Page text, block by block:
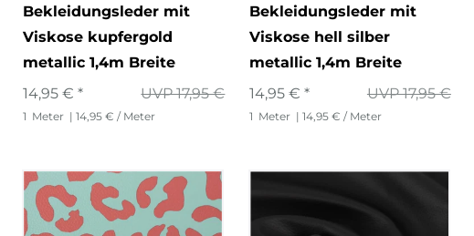
Bekleidungsleder mit
Viskose kupfergold
metallic 1,4m Breite
UVP 17,95 €
14,95 € *
1 Meter | 14,95 € / Meter
Bekleidungsleder mit
Viskose hell silber
metallic 1,4m Breite
UVP 17,95 €
14,95 € *
1 Meter | 14,95 € / Meter